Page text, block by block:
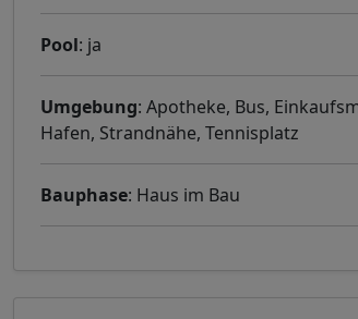
Pool: ja
Umgebung: Apotheke, Bus,
Hafen, Strandnähe, Tennisplatz
Bauphase: Haus im Bau